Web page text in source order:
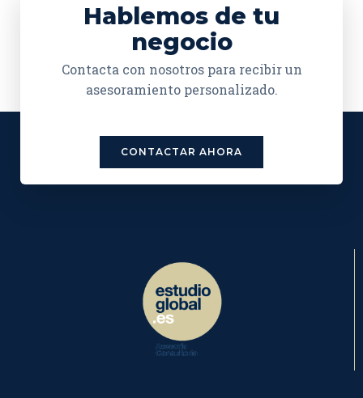
Hablemos de tu
negocio
Contacta con nosotros para recibir un
asesoramiento personalizado.
CONTACTAR AHORA